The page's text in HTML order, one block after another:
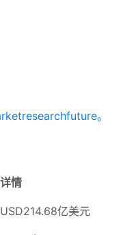
。
详情
USD214.68亿美元